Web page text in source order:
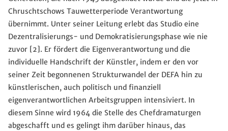
Chruschtschows Tauwetterperiode Verantwortung
übernimmt. Unter seiner Leitung erlebt das Studio eine
Dezentralisierungs- und Demokratisierungsphase wie nie
zuvor [2]. Er fördert die Eigenverantwortung und die
individuelle Handschrift der Künstler, indem er den vor
seiner Zeit begonnenen Strukturwandel der DEFA hin zu
künstlerischen, auch politisch und finanziell
eigenverantwortlichen Arbeitsgruppen intensiviert. In
diesem Sinne wird 1964 die Stelle des Chefdramaturgen
abgeschafft und es gelingt ihm darüber hinaus, das